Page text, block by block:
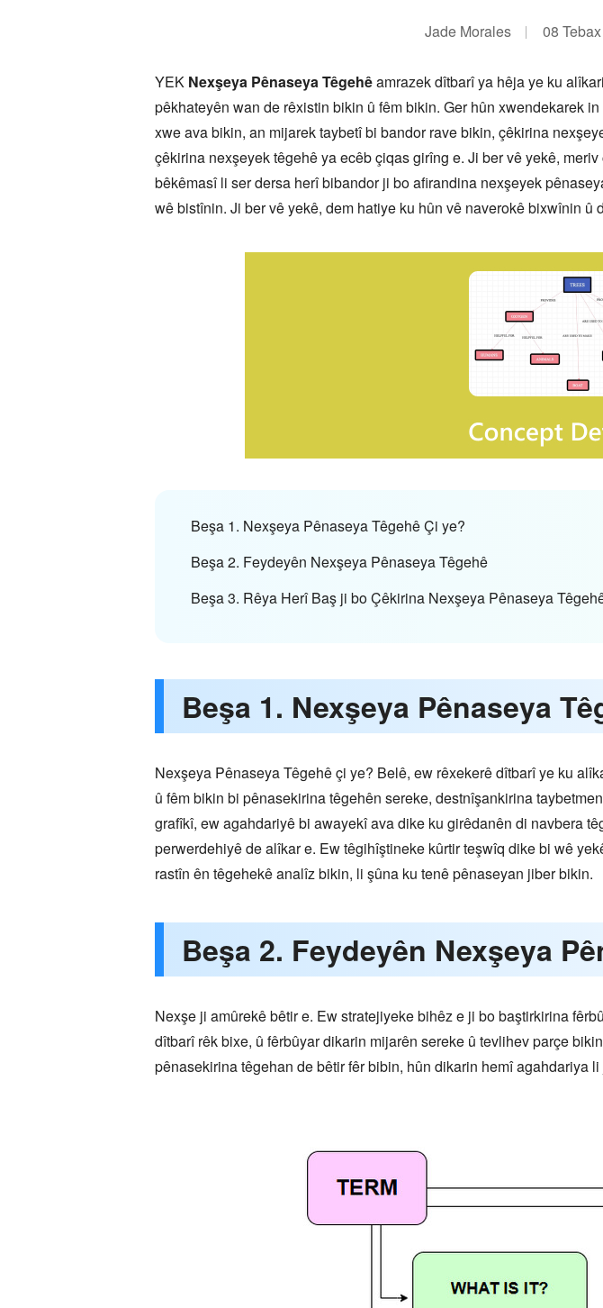
Jade Morales 08
YEK Nexşeya Pênaseya Têgehêamrazek dîtbarî ya hêja ye ku
pêkhateyên wan de rêxistin bikin û fêm bikin. Ger hûn xwendekarek
xwe ava bikin, an mijarek taybetî bi bandor rave bikin, çêkirina
çêkirina nexşeyek têgehê ya ecêb çiqas girîng e. Ji ber vê yekê,
bêkêmasî li ser dersa herî bibandor ji bo afirandina nexşeyek
wê bistînin. Ji ber vê yekê, dem hatiye ku hûn vê naverokê bixwînin û
Beşa 1. Nexşeya Pênaseya Têgehê Çi ye?
Beşa 2. Feydeyên Nexşeya Pênaseya Têgehê
Beşa 3. Rêya Herî Baş ji bo Çêkirina Nexşeya Pênaseya
Beşa 1. Nexşeya Pênaseya
Nexşeya Pênaseya Têgehê çi ye? Belê, ew rêxekerê dîtbarî ye ku
û fêm bikin bi pênasekirina têgehên sereke, destnîşankirina
grafîkî, ew agahdariyê bi awayekî ava dike ku girêdanên di navbera
perwerdehiyê de alîkar e. Ew têgihîştineke kûrtir teşwîq dike bi wê
rastîn ên têgehekê analîz bikin, li şûna ku tenê pênaseyan jiber bikin.
Beşa 2. Feydeyên Nexşeya
Nexşe ji amûrekê bêtir e. Ew stratejiyeke bihêz e ji bo baştirkirina
dîtbarî rêk bixe, û fêrbûyar dikarin mijarên sereke û tevlihev parçe
pênasekirina têgehan de bêtir fêr bibin, hûn dikarin hemî agahdariya